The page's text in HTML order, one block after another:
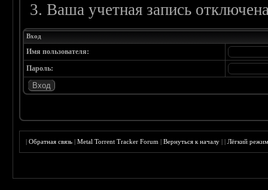
Ваша учетная запись
Вход
Имя пользователя:
Пароль:
|Обратная связь |Metal Torrent Tracker Forum |Вернуться к началу ||Лёгкий